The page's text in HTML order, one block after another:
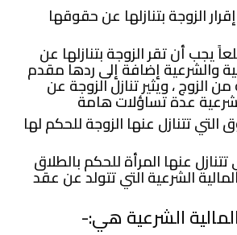
الزوجة بتنازلها عن حقوقها
يجب أن تقر الزوجة بتنازلها عن
والشرعية إضافة إلى ردها مقدم
الزوج ، ويثير تنازل الزوجة عن
عدة تساؤلات هامة
تتنازل عنها الزوجة للحكم لها
عنها المرأة للحكم بالطلاق
الشرعية التي تتولد عن عقد
الشرعية هي:-